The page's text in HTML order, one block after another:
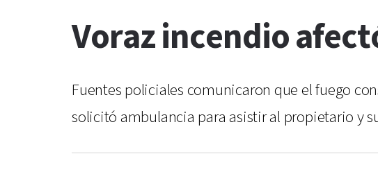
Voraz incendio
Fuentes policiales comunicaron que el fuego
solicitó ambulancia para asistir al propietario y